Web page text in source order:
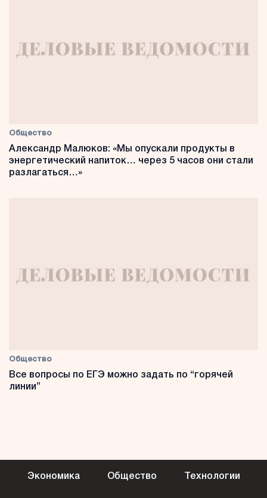
Общество
Александр Малюков: «Мы опускали продукты в
энергетический напиток… через 5 часов они стали
разлагаться…»
Общество
Все вопросы по ЕГЭ можно задать по “горячей
линии”
Экономика Общество Технологии